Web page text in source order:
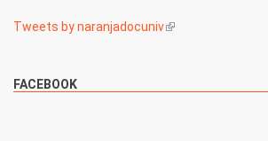
Tweets by naranjadocuniv(link is external)
FACEBOOK